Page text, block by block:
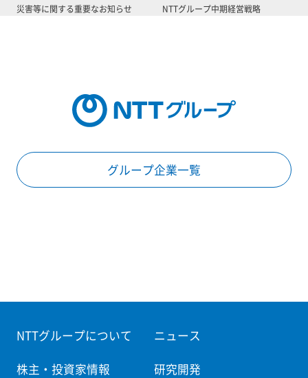
災害等に関する重要なお知らせ NTTグループ中期経営戦略
グループ企業一覧
NTTグループについて ニュース
株主・投資家情報 研究開発